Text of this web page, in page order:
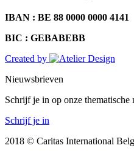
IBAN : BE 88 0000 0000 4141
BIC : GEBABEBB
Created by
Nieuwsbrieven
Schrijf je in op onze thematische
Schrijf je in
2018 © Caritas International